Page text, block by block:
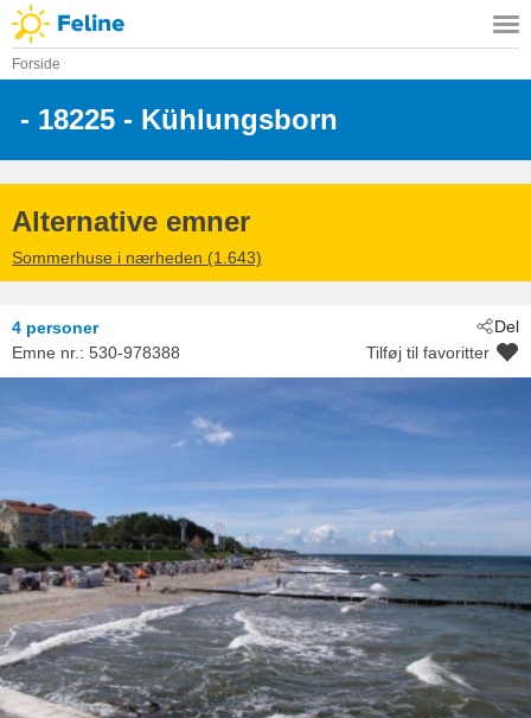
Forside
- 18225 - Kühlungsborn
Alternative emner
Sommerhuse i nærheden (1.643)
Del
4 personer
Emne nr.: 530-978388 Tilføj til favoritter